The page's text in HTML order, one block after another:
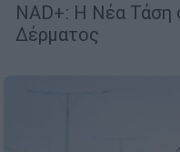
NAD+: Η Νέα Τάση
Δέρματος